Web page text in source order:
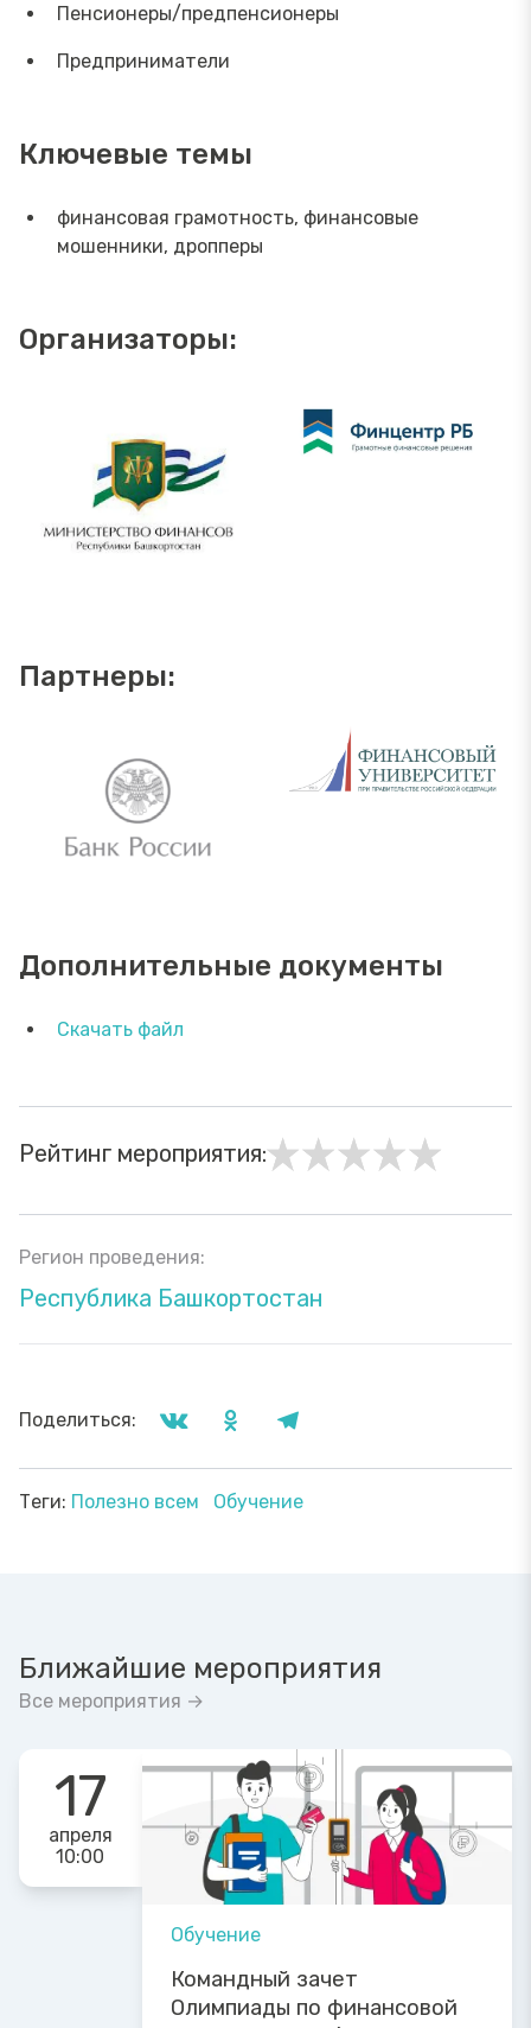
Пенсионеры/предпенсионеры
Предприниматели
Ключевые темы
финансовая грамотность, финансовые
мошенники, дропперы
Организаторы:
Партнеры:
Дополнительные документы
Скачать файл
Рейтинг мероприятия:
Регион проведения:
Республика Башкортостан
Поделиться:
Теги: Полезно всем Обучение
Ближайшие мероприятия
Все мероприятия →
17
апреля
10:00
Обучение
Командный зачет
Олимпиады по финансовой